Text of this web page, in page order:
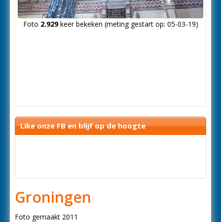
Foto 2.929keer bekeken (meting gestart op: 05-03-19)
Like onze FB en blijf op de hoogte
Groningen
Foto gemaakt 2011